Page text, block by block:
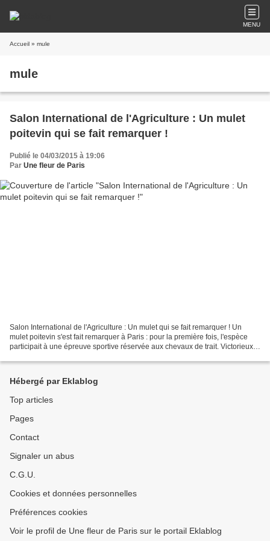
MENU
Accueil » mule
mule
Salon International de l'Agriculture : Un mulet
poitevin qui se fait remarquer !
Publié le 04/03/2015 à 19:06
Par Une fleur de Paris
Salon International de l'Agriculture : Un mulet qui se fait remarquer ! Un
mulet poitevin s'est fait remarquer à Paris : pour la première fois, l'espèce
participait à une épreuve sportive réservée aux chevaux de trait. Victorieux
Hébergé par Eklablog
Top articles
Pages
Contact
Signaler un abus
C.G.U.
Cookies et données personnelles
Préférences cookies
Voir le profil de Une fleur de Paris sur le portail Eklablog